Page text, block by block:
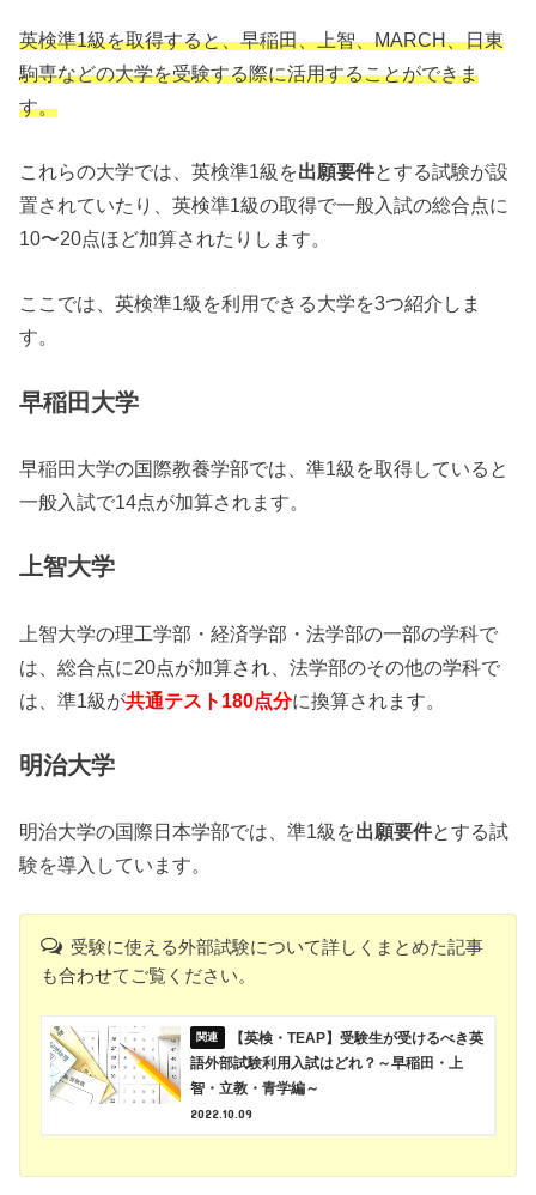
英検準1級を取得すると、早稲田、上智、MARCH、日東
駒専などの大学を受験する際に活用することができま
す。
これらの大学では、英検準1級を出願要件とする試験が設
置されていたり、英検準1級の取得で一般入試の総合点に
10〜20点ほど加算されたりします。
ここでは、英検準1級を利用できる大学を3つ紹介しま
す。
早稲田大学
早稲田大学の国際教養学部では、準1級を取得していると
一般入試で14点が加算されます。
上智大学
上智大学の理工学部・経済学部・法学部の一部の学科で
は、総合点に20点が加算され、法学部のその他の学科で
は、準1級が共通テスト180点分に換算されます。
明治大学
明治大学の国際日本学部では、準1級を出願要件とする試
験を導入しています。
受験に使える外部試験について詳しくまとめた記事
も合わせてご覧ください。
【英検・TEAP】受験生が受けるべき英
語外部試験利用入試はどれ？～早稲田・上
智・立教・青学編～
2022.10.09